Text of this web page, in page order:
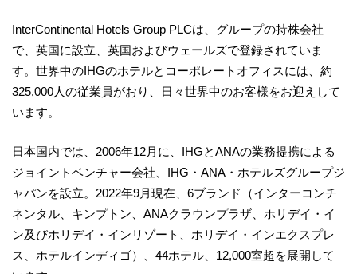
InterContinental Hotels Group PLCは、グループの持株会社
で、英国に設立、英国およびウェールズで登録されていま
す。世界中のIHGのホテルとコーポレートオフィスには、約
325,000人の従業員がおり、日々世界中のお客様をお迎えして
います。
日本国内では、2006年12月に、IHGとANAの業務提携による
ジョイントベンチャー会社、IHG・ANA・ホテルズグループジ
ャパンを設立。2022年9月現在、6ブランド（インターコンチ
ネンタル、キンプトン、ANAクラウンプラザ、ホリデイ・イ
ン及びホリデイ・インリゾート、ホリデイ・インエクスプレ
ス、ホテルインディゴ）、44ホテル、12,000室超を展開して